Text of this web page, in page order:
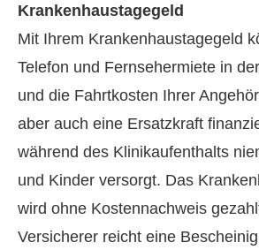
Krankenhaustagegeld
Mit Ihrem Krankenhaustagegeld
Telefon und Fernsehermiete in
und die Fahrtkosten Ihrer
aber auch eine Ersatzkraft
während des Klinikaufenthalts
und Kinder versorgt. Das
wird ohne Kostennachweis
Versicherer reicht eine